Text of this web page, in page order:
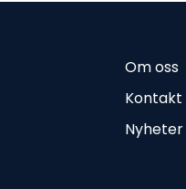
Om oss
Kontakt
Nyheter